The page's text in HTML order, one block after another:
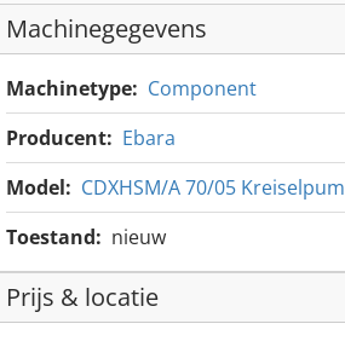
Machinegegevens
Machinetype: Component
Producent: Ebara
Model: CDXHSM/A 70/05
Toestand: nieuw
Prijs & locatie